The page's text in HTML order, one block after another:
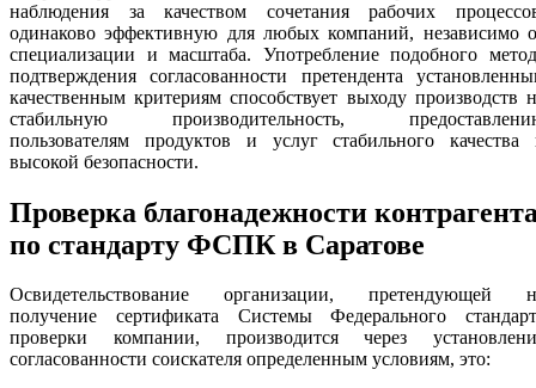
наблюдения за качеством сочетания рабочих
одинаково эффективную для любых компаний, независимо
специализации и масштаба. Употребление подобного
подтверждения согласованности претендента
качественным критериям способствует выходу производств
стабильную производительность,
пользователям продуктов и услуг стабильного качества
высокой безопасности.
Проверка благонадежности
по стандарту ФСПК в Саратове
Освидетельствование организации, претендующей
получение сертификата Системы Федерального
проверки компании, производится через
согласованности соискателя определенным условиям, это: